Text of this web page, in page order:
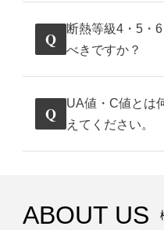
Q
断熱等級4・5・
べきですか？
Q
UA値・C値とは
えてください。
ABOUT US